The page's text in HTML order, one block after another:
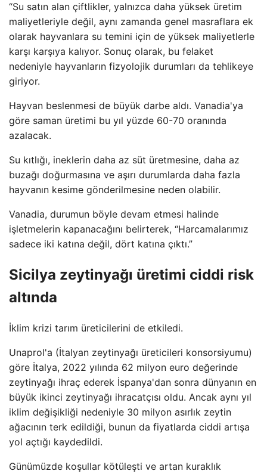
“Su satın alan çiftlikler, yalnızca daha yüksek üretim
maliyetleriyle değil, aynı zamanda genel masraflara ek
olarak hayvanlara su temini için de yüksek maliyetlerle
karşı karşıya kalıyor. Sonuç olarak, bu felaket
nedeniyle hayvanların fizyolojik durumları da tehlikeye
giriyor.
Hayvan beslenmesi de büyük darbe aldı. Vanadia'ya
göre saman üretimi bu yıl yüzde 60-70 oranında
azalacak.
Su kıtlığı, ineklerin daha az süt üretmesine, daha az
buzağı doğurmasına ve aşırı durumlarda daha fazla
hayvanın kesime gönderilmesine neden olabilir.
Vanadia, durumun böyle devam etmesi halinde
işletmelerin kapanacağını belirterek, “Harcamalarımız
sadece iki katına değil, dört katına çıktı.”
Sicilya zeytinyağı üretimi ciddi risk
altında
İklim krizi tarım üreticilerini de etkiledi.
Unaprol'a (İtalyan zeytinyağı üreticileri konsorsiyumu) ​​
göre İtalya, 2022 yılında 62 milyon euro değerinde
zeytinyağı ihraç ederek İspanya'dan sonra dünyanın en
büyük ikinci zeytinyağı ihracatçısı oldu. Ancak aynı yıl
iklim değişikliği nedeniyle 30 milyon asırlık zeytin
ağacının terk edildiği, bunun da fiyatlarda ciddi artışa
yol açtığı kaydedildi.
Günümüzde koşullar kötüleşti ve artan kuraklık